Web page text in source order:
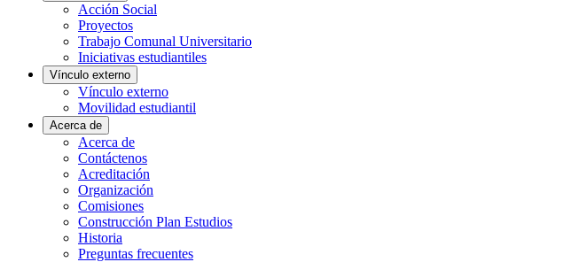
Acción Social
Proyectos
Trabajo Comunal Universitario
Iniciativas estudiantiles
Vínculo externo
Vínculo externo
Movilidad estudiantil
Acerca de
Acerca de
Contáctenos
Acreditación
Organización
Comisiones
Construcción Plan Estudios
Historia
Preguntas frecuentes